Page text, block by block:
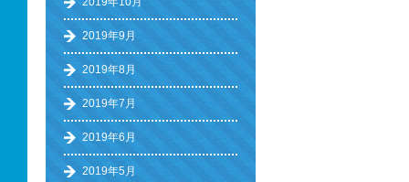
2019年9月
2019年8月
2019年7月
2019年6月
2019年5月